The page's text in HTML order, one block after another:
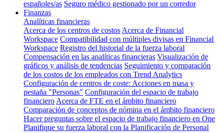
españoles/as Seguro médico gestionado por un corredor
Finanzas
Analíticas financieras
Acerca de los centros de costos Acerca de Financial
Workspace Compatibilidad con múltiples divisas en Financial
Workspace Registro del historial de la fuerza laboral
Compensación en las analíticas financieras Visualización de
gráficos y análisis de tendencias Seguimiento y comparación
de los costos de los empleados con Trend Analytics
Configuración de centros de coste: Acciones en masa y
pestaña "Personas" Configuración del espacio de trabajo
financiero Acerca de FTE en el ámbito financiero
Comparación de conceptos de nómina en el ámbito financiero
Hacer preguntas sobre el espacio de trabajo financiero en One
Planifique su fuerza laboral con la Planificación de Personal